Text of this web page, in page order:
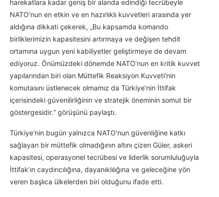
harekatlara kadar geniş bir alanda edindiği tecrübeyle
NATO’nun en etkin ve en hazırlıklı kuvvetleri arasında yer
aldığına dikkati çekerek, „Bu kapsamda komando
birliklerimizin kapasitesini artırmaya ve değişen tehdit
ortamına uygun yeni kabiliyetler geliştirmeye de devam
ediyoruz. Önümüzdeki dönemde NATO’nun en kritik kuvvet
yapılarından biri olan Müttefik Reaksiyon Kuvveti’nin
komutasını üstlenecek olmamız da Türkiye’nin İttifak
içerisindeki güvenilirliğinin ve stratejik öneminin somut bir
göstergesidir.“ görüşünü paylaştı.
Türkiye’nin bugün yalnızca NATO’nun güvenliğine katkı
sağlayan bir müttefik olmadığının altını çizen Güler, askeri
kapasitesi, operasyonel tecrübesi ve liderlik sorumluluğuyla
İttifak’ın caydırıcılığına, dayanıklılığına ve geleceğine yön
veren başlıca ülkelerden biri olduğunu ifade etti.